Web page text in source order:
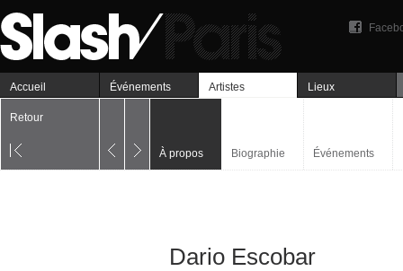
Accueil Événements Artistes Lieux
Retour
À propos Biographie Événements
Dario Escobar